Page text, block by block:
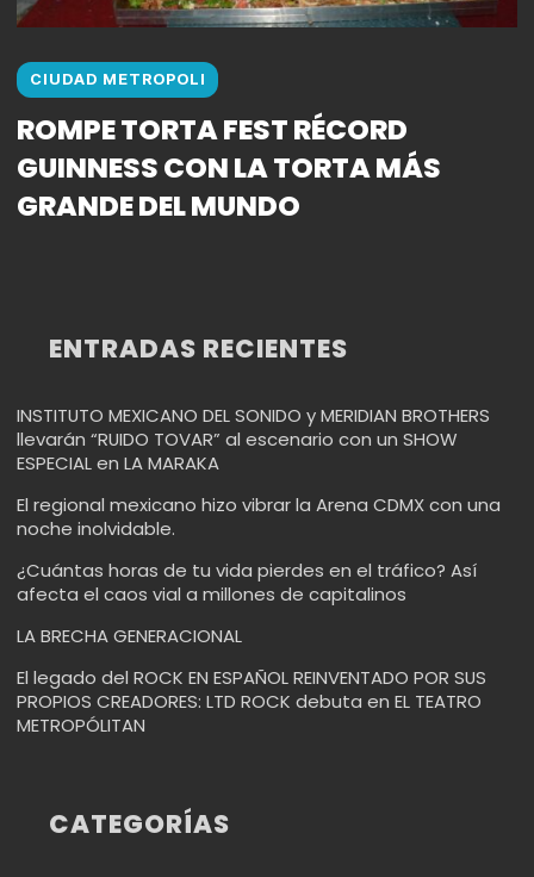
CIUDAD METROPOLI
ROMPE TORTA FEST RÉCORD
GUINNESS CON LA TORTA MÁS
GRANDE DEL MUNDO
ENTRADAS RECIENTES
INSTITUTO MEXICANO DEL SONIDO y MERIDIAN BROTHERS
llevarán “RUIDO TOVAR” al escenario con un SHOW
ESPECIAL en LA MARAKA
El regional mexicano hizo vibrar la Arena CDMX con una
noche inolvidable.
¿Cuántas horas de tu vida pierdes en el tráfico? Así
afecta el caos vial a millones de capitalinos
LA BRECHA GENERACIONAL
El legado del ROCK EN ESPAÑOL REINVENTADO POR SUS
PROPIOS CREADORES: LTD ROCK debuta en EL TEATRO
METROPÓLITAN
CATEGORÍAS